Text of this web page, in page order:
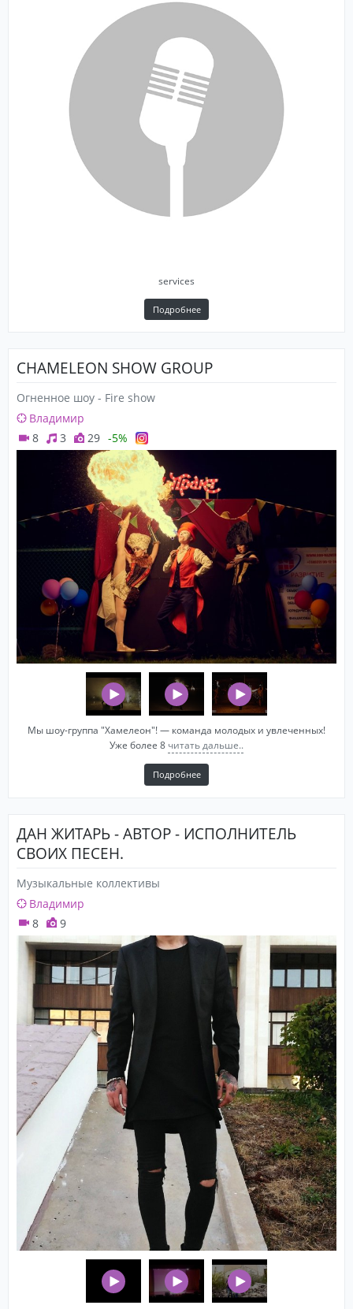
services
Подробнее
CHAMELEON SHOW GROUP
Огненное шоу - Fire show
Владимир
8
3 29 -5%
Мы шоу-группа "Хамелеон"! — команда молодых и увлеченных!
Уже более 8 читать дальше..
Подробнее
ДАН ЖИТАРЬ - АВТОР - ИСПОЛНИТЕЛЬ
СВОИХ ПЕСЕН.
Музыкальные коллективы
Владимир
8
9